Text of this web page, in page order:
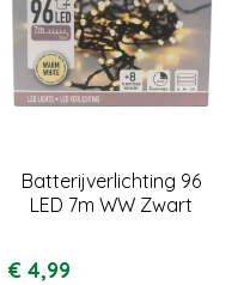
Batterijverlichting 96
LED 7m WW Zwart
€ 4,99